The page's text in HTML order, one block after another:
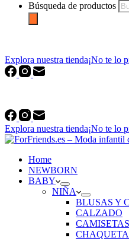
Búsqueda de productos
Explora nuestra tienda¡No te lo
Explora nuestra tienda¡No te lo
Home
NEWBORN
BABY
NIÑA
BLUSAS Y
CALZADO
CAMISETAS